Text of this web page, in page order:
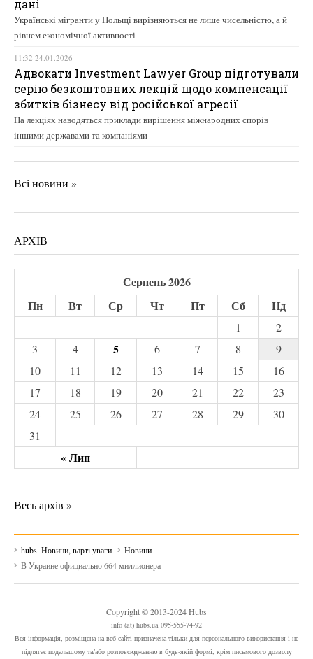
дані
Українські мігранти у Польщі вирізняються не лише чисельністю, а й
рівнем економічної активності
11:32 24.01.2026
Адвокати Investment Lawyer Group підготували
серію безкоштовних лекцій щодо компенсації
збитків бізнесу від російської агресії
На лекціях наводяться приклади вирішення міжнародних спорів
іншими державами та компаніями
Всі новини »
АРХІВ
Серпень 2026
Пн
Вт Ср Чт Пт Сб Нд
« Лип
1
2
3
4 5 6 7 8
9
10
11 12 13 14 15
16
17
18 19 20 21 22
23
24
25 26 27 28 29
30
31
Весь архів »
hubs. Новини, варті уваги
Новини
В Украине официально 664 миллионера
Copyright © 2013-2024 Hubs
info (at) hubs.ua 095-555-74-92
Вся інформація, розміщена на веб-сайті призначена тільки для персонального використання і не
підлягає подальшому та/або розповсюдженню в будь-якій формі, крім письмового дозволу